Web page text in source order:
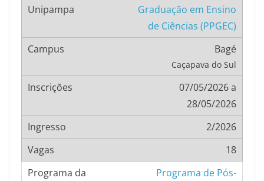
Graduação em Ensino
de Ciências (PPGEC)
Bagé
Caçapava do Sul
07/05/2026 a
28/05/2026
2/2026
18
Programa de Pós-